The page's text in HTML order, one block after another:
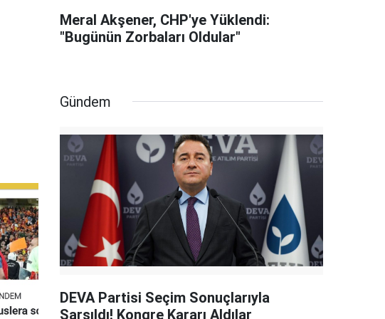
Meral Akşener, CHP'ye Yüklendi:
"Bugünün Zorbaları Oldular"
Gündem
DEVA Partisi Seçim Sonuçlarıyla
Sarsıldı! Kongre Kararı Aldılar